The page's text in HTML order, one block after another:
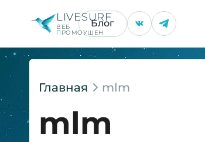
LIVESURF
ВЕБ
ПРОМОУШЕН
Блог
Главная mlm
mlm